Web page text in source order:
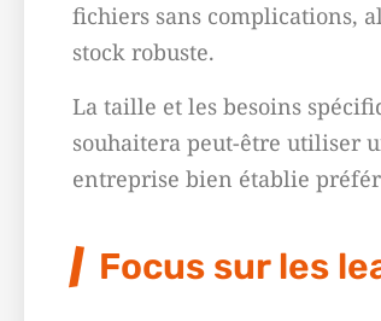
fichiers sans complications,
stock robuste.
La taille et les besoins
souhaitera peut-être utiliser
entreprise bien établie
Focus sur les